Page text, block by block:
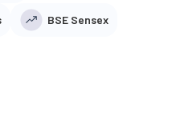
BSE Sensex